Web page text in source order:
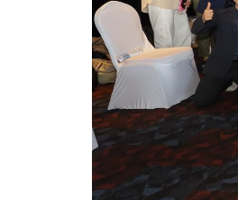
2026
เสริม
โอกาส
ทางการ
ศึกษา
และ
การ
แลก
เปลี่ยน